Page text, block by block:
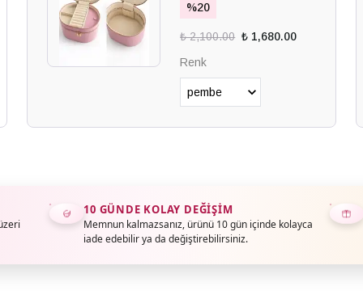
%20
₺ 2,100.00 ₺ 1,680.00
Renk
10 GÜNDE KOLAY DEĞIŞIM
Memnun kalmazsanız, ürünü 10 gün içinde kolayca
iade edebilir ya da değiştirebilirsiniz.